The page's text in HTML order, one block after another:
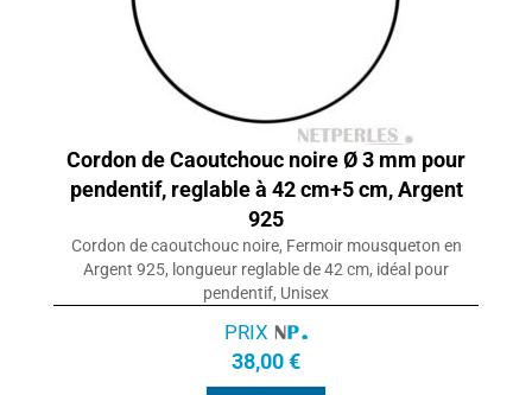
Cordon de Caoutchouc noire Ø 3 mm pour
pendentif, reglable à 42 cm+5 cm, Argent
925
Cordon de caoutchouc noire, Fermoir mousqueton en
Argent 925, longueur reglable de 42 cm, idéal pour
pendentif, Unisex
PRIX
38,00 €